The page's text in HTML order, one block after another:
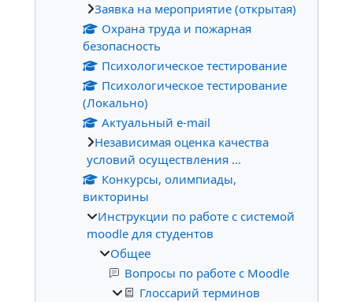
Заявка на мероприятие (открытая)
Охрана труда и пожарная
безопасность
Психологическое тестирование
Психологическое тестирование
(Локально)
Актуальный e-mail
Независимая оценка качества
условий осуществления ...
Конкурсы, олимпиады,
викторины
Инструкции по работе с системой
moodle для студентов
Общее
Вопросы по работе с Moodle
Глоссарий терминов